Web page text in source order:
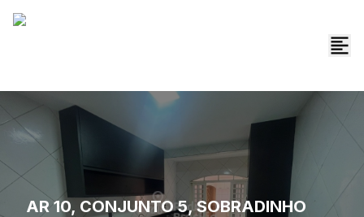
AR 10, CONJUNTO 5, SOBRADINHO